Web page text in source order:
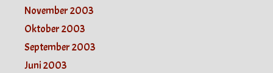
November 2003
Oktober 2003
September 2003
Juni 2003